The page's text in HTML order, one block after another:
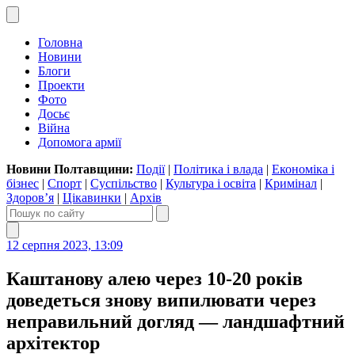
Головна
Новини
Блоги
Проекти
Фото
Досьє
Війна
Допомога армії
Новини Полтавщини: Події| Політика і влада | Економіка і
бізнес | Спорт | Суспільство | Культура і освіта | Кримінал |
Здоров’я | Цікавинки | Архів
12 серпня 2023, 13:09
Каштанову алею через 10-20 років
доведеться знову випилювати через
неправильний догляд — ландшафтний
архітектор